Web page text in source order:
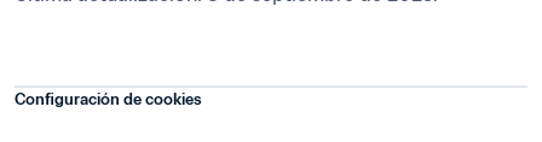
Configuración de cookies